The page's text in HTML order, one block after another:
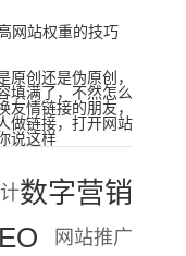
网站权重的技巧
原创还是伪原创，
填满了，不然怎么
友情链接的朋友，
做链接，打开网站
说这样
数字营销
网站推广